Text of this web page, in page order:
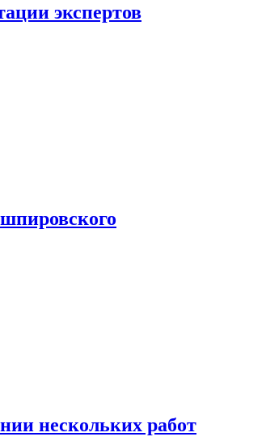
экспертов
нескольких работ